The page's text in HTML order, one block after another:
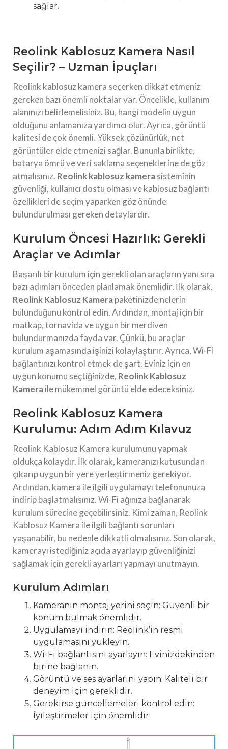
sağlar.
Reolink Kablosuz Kamera Nasıl
Seçilir? – Uzman İpuçları
Reolink kablosuz kamera seçerken dikkat etmeniz
gereken bazı önemli noktalar var. Öncelikle, kullanım
alanınızı belirlemelisiniz. Bu, hangi modelin uygun
olduğunu anlamanıza yardımcı olur. Ayrıca, görüntü
kalitesi de çok önemli. Yüksek çözünürlük, net
görüntüler elde etmenizi sağlar. Bununla birlikte,
batarya ömrü ve veri saklama seçeneklerine de göz
atmalısınız. Reolink kablosuz kamerasisteminin
güvenliği, kullanıcı dostu olması ve kablosuz bağlantı
özellikleri de seçim yaparken göz önünde
bulundurulması gereken detaylardır.
Kurulum Öncesi Hazırlık: Gerekli
Araçlar ve Adımlar
Başarılı bir kurulum için gerekli olan araçların yanı sıra
bazı adımları önceden planlamak önemlidir. İlk olarak,
Reolink Kablosuz Kamerapaketinizde nelerin
bulunduğunu kontrol edin. Ardından, montaj için bir
matkap, tornavida ve uygun bir merdiven
bulundurmanızda fayda var. Çünkü, bu araçlar
kurulum aşamasında işinizi kolaylaştırır. Ayrıca, Wi-Fi
bağlantınızı kontrol etmek de şart. Eviniz için en
uygun konumu seçtiğinizde, Reolink Kablosuz
Kameraile mükemmel görüntü elde edeceksiniz.
Reolink Kablosuz Kamera
Kurulumu: Adım Adım Kılavuz
Reolink Kablosuz Kamera kurulumunu yapmak
oldukça kolaydır. İlk olarak, kameranızı kutusundan
çıkarıp uygun bir yere yerleştirmeniz gerekiyor.
Ardından, kamera ile ilgili uygulamayı telefonunuza
indirip başlatmalısınız. Wi-Fi ağınıza bağlanarak
kurulum sürecine geçebilirsiniz. Kimi zaman, Reolink
Kablosuz Kamera ile ilgili bağlantı sorunları
yaşanabilir, bu nedenle dikkatli olmalısınız. Son olarak,
kamerayı istediğiniz açıda ayarlayıp güvenliğinizi
sağlamak için gerekli ayarları yapmayı unutmayın.
Kurulum Adımları
Kameranın montaj yerini seçin: Güvenli bir
konum bulmak önemlidir.
Uygulamayı indirin: Reolink’in resmi
uygulamasını yükleyin.
Wi-Fi bağlantısını ayarlayın: Evinizdekinden
birine bağlanın.
Görüntü ve ses ayarlarını yapın: Kaliteli bir
deneyim için gereklidir.
Gerekirse güncellemeleri kontrol edin:
İyileştirmeler için önemlidir.